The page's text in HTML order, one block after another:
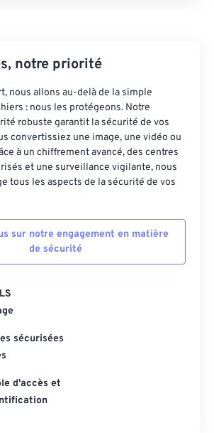
notre priorité
nous allons au-delà de la simple
: nous les protégeons. Notre
robuste garantit la sécurité de vos
convertissiez une image, une vidéo ou
à un chiffrement avancé, des centres
et une surveillance vigilante, nous
tous les aspects de la sécurité de vos
sur notre engagement en matière
de sécurité
sécurisées
d'accès et